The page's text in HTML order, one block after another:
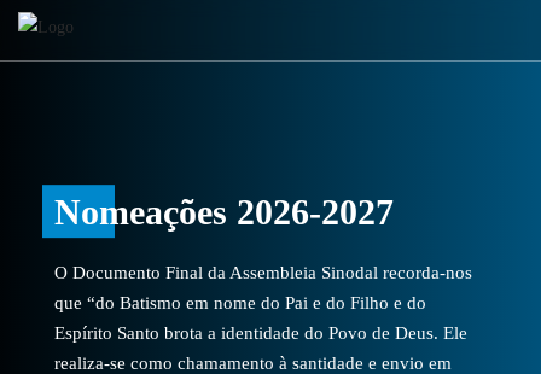
Nomeações 2026-2027
O Documento Final da Assembleia Sinodal recorda-nos
que “do Batismo em nome do Pai e do Filho e do
Espírito Santo brota a identidade do Povo de Deus. Ele
realiza-se como chamamento à santidade e envio em